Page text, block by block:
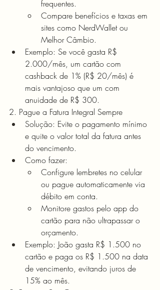
frequentes.
Compare benefícios e taxas em
sites como NerdWallet ou
Melhor Câmbio.
Exemplo: Se você gasta R$
2.000/mês, um cartão com
cashback de 1% (R$ 20/mês) é
mais vantajoso que um com
anuidade de R$ 300.
2. Pague a Fatura Integral Sempre
Solução: Evite o pagamento mínimo
e quite o valor total da fatura antes
do vencimento.
Como fazer:
Configure lembretes no celular
ou pague automaticamente via
débito em conta.
Monitore gastos pelo app do
cartão para não ultrapassar o
orçamento.
Exemplo: João gasta R$ 1.500 no
cartão e paga os R$ 1.500 na data
de vencimento, evitando juros de
15% ao mês.